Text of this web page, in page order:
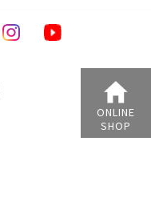
ONLINE
SHOP